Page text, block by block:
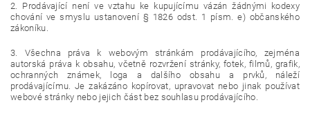
2. Prodávající není ve vztahu ke kupujícímu vázán žádnými kodexy
chování ve smyslu ustanovení § 1826 odst. 1 písm. e) občanského
zákoníku.
3. Všechna práva k webovým stránkám prodávajícího, zejména
autorská práva k obsahu, včetně rozvržení stránky, fotek, filmů, grafik,
ochranných známek, loga a dalšího obsahu a prvků, náleží
prodávajícímu. Je zakázáno kopírovat, upravovat nebo jinak používat
webové stránky nebo jejich část bez souhlasu prodávajícího.